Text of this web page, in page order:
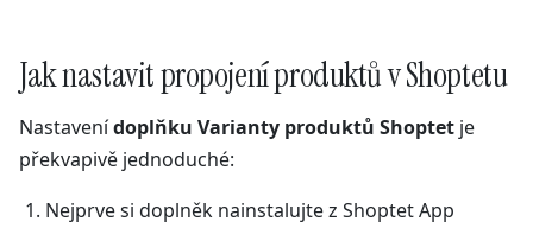
Jak nastavit propojení produktů v Shoptetu
Nastavenídoplňku Varianty produktů Shoptet je
překvapivě jednoduché:
Nejprve si doplněk nainstalujte z Shoptet App